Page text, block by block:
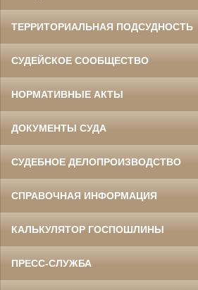
ТЕРРИТОРИАЛЬНАЯ ПОДСУДНОСТЬ
СУДЕЙСКОЕ СООБЩЕСТВО
НОРМАТИВНЫЕ АКТЫ
ДОКУМЕНТЫ СУДА
СУДЕБНОЕ ДЕЛОПРОИЗВОДСТВО
СПРАВОЧНАЯ ИНФОРМАЦИЯ
КАЛЬКУЛЯТОР ГОСПОШЛИНЫ
ПРЕСС-СЛУЖБА